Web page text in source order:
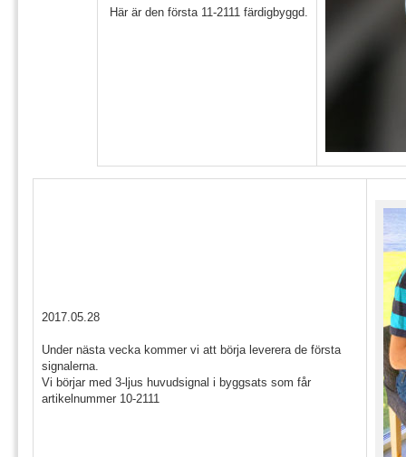
Här är den första 11-2111 färdigbyggd.
2017.05.28
Under nästa vecka kommer vi att börja leverera de första
signalerna.
Vi börjar med 3-ljus huvudsignal i byggsats som får
artikelnummer 10-2111